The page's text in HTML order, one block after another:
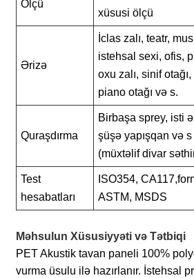
Ölçü
xüsusi ölçü
Ərizə
İclas zalı, teatr,
istehsal sexi, ofis,
oxu zalı, sinif
piano otağı və s.
Quraşdırma
Birbaşa sprey, isti
şüşə yapışqan və s
(müxtəlif divar
Test
hesabatları
ISO354, CA117,
ASTM, MSDS
Məhsulun Xüsusiyyəti və Tətbiqi
PET Akustik tavan paneli 100%
vurma üsulu ilə hazırlanır. İstehsal